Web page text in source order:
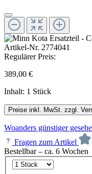
Artikel-Nr. 2774041
Regulärer Preis:
389,00 €
Inhalt: 1 Stück
Preise inkl. MwSt. zzgl.
Woanders günstiger
Fragen zum Artikel
Bestellbar – ca. 6 Wochen